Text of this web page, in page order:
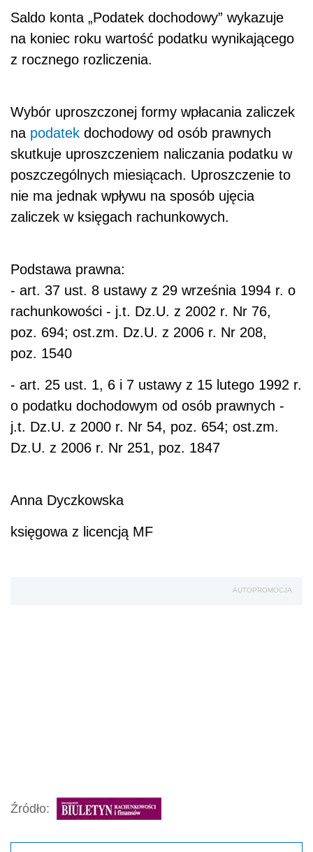
Saldo konta „Podatek dochodowy” wykazuje
na koniec roku wartość podatku wynikającego
z rocznego rozliczenia.
Wybór uproszczonej formy wpłacania zaliczek
na podatek dochodowy od osób prawnych
skutkuje uproszczeniem naliczania podatku w
poszczególnych miesiącach. Uproszczenie to
nie ma jednak wpływu na sposób ujęcia
zaliczek w księgach rachunkowych.
Podstawa prawna:
- art. 37 ust. 8 ustawy z 29 września 1994 r. o
rachunkowości - j.t. Dz.U. z 2002 r. Nr 76,
poz. 694; ost.zm. Dz.U. z 2006 r. Nr 208,
poz. 1540
- art. 25 ust. 1, 6 i 7 ustawy z 15 lutego 1992 r.
o podatku dochodowym od osób prawnych -
j.t. Dz.U. z 2000 r. Nr 54, poz. 654; ost.zm.
Dz.U. z 2006 r. Nr 251, poz. 1847
Anna Dyczkowska
księgowa z licencją MF
AUTOPROMOCJA
Źródło: